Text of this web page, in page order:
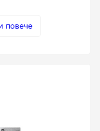
повече